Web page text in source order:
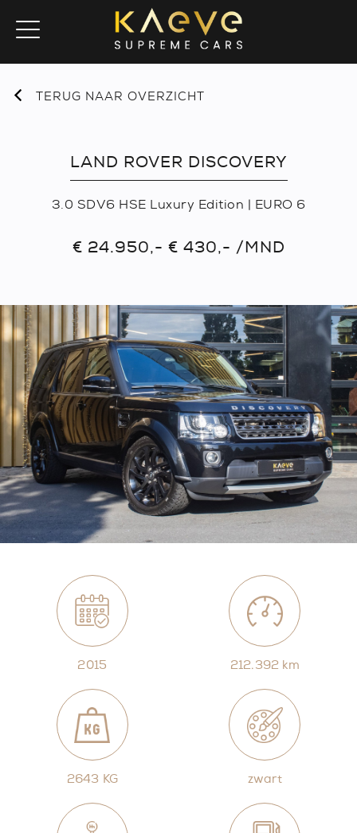
TERUG NAAR OVERZICHT
LAND ROVER DISCOVERY
3.0 SDV6 HSE Luxury Edition | EURO 6
€ 24.950,- € 430,- /MND
2015 212.392 km
2643 KG zwart